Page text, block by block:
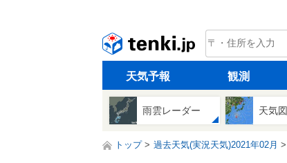
tenki.jp
天気予報 観測
雨雲レーダー 天気図
トップ 過去天気(実況天気)2021年02月